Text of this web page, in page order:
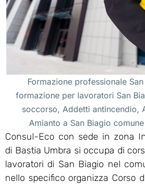
Formazione professionale
formazione per lavoratori San
soccorso, Addetti antincendio,
Amianto a San Biagio
Consul-Eco con sede in zona
di Bastia Umbra si occupa di
lavoratori di San Biagio nel
nello specifico organizza Corso